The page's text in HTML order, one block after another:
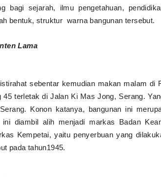
bagi sejarah, ilmu pengetahuan,
bentuk, struktur warna bangunan tersebut.
Lama
sebentar kemudian makan malam di
45 terletak di Jalan Ki Mas Jong, Serang.
Konon katanya, bangunan ini
diambil alih menjadi markas Badan
Kempetai, yaitu penyerbuan yang
pada tahun1945.